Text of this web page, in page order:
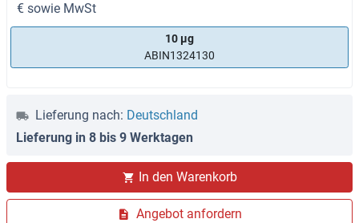
€ sowie MwSt
10 μg
ABIN1324130
Lieferung nach: Deutschland
Lieferung in 8 bis 9 Werktagen
In den Warenkorb
Angebot anfordern